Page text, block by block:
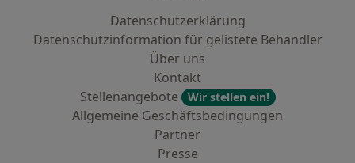
Datenschutzerklärung
Datenschutzinformation für gelistete Behandler
Über uns
Kontakt
Stellenangebote
Wir stellen ein!
Allgemeine Geschäftsbedingungen
Partner
Presse